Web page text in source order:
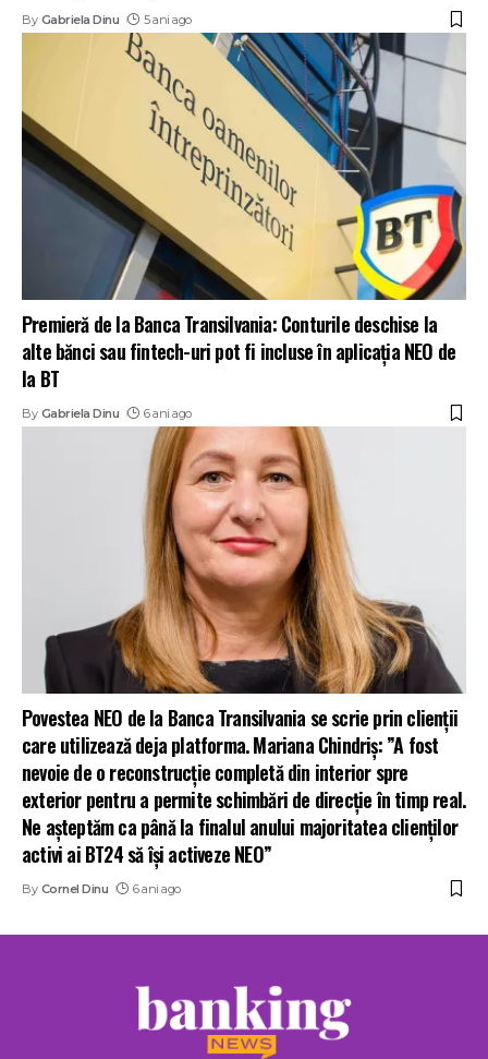
By Gabriela Dinu 5 ani ago
Premieră de la Banca Transilvania: Conturile deschise la
alte bănci sau fintech-uri pot fi incluse în aplicaţia NEO de
la BT
By Gabriela Dinu 6 ani ago
Povestea NEO de la Banca Transilvania se scrie prin clienții
care utilizează deja platforma. Mariana Chindriş: ”A fost
nevoie de o reconstrucție completă din interior spre
exterior pentru a permite schimbări de direcție în timp real.
Ne așteptăm ca până la finalul anului majoritatea clienților
activi ai BT24 să își activeze NEO”
By Cornel Dinu 6 ani ago